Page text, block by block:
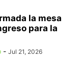
la mesa
para la
- Jul 21, 2026